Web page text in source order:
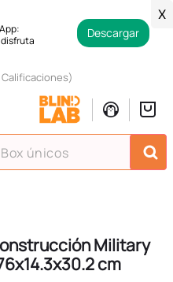
Descargar
X
Calificaciones)
Military
cm